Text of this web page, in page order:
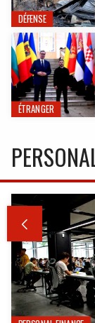
DÉFENSE
ÉTRANGER
